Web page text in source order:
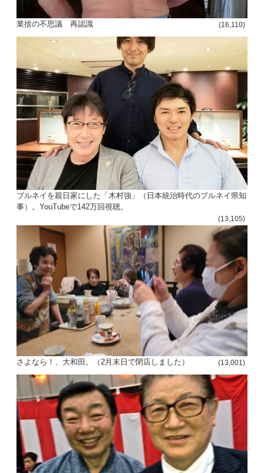
業捨の不思議 再認識 (16,110)
ブルネイを親日家にした「木村強」（日本統治時代のブルネイ県知
事）。YouTubeで142万回視聴。
(13,105)
さよなら！、大和田。（2月末日で閉店しました） (13,001)